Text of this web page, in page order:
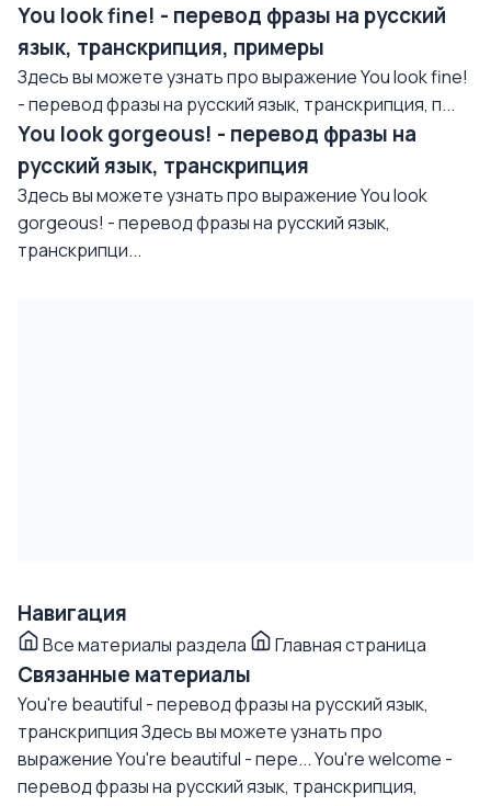
You look fine! - перевод фразы на русский
язык, транскрипция, примеры
Здесь вы можете узнать про выражение You look fine!
- перевод фразы на русский язык, транскрипция, п...
You look gorgeous! - перевод фразы на
русский язык, транскрипция
Здесь вы можете узнать про выражение You look
gorgeous! - перевод фразы на русский язык,
транскрипци...
Навигация
Все материалы раздела Главная страница
Связанные материалы
You're beautiful - перевод фразы на русский язык,
транскрипцияЗдесь вы можете узнать про
выражение You're beautiful - пере...You're welcome -
перевод фразы на русский язык, транскрипция,